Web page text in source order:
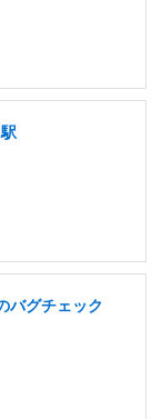
バグチェック